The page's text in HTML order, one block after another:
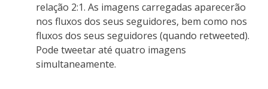
relação 2:1. As imagens carregadas aparecerão
nos fluxos dos seus seguidores, bem como nos
fluxos dos seus seguidores (quando retweeted).
Pode tweetar até quatro imagens
simultaneamente.